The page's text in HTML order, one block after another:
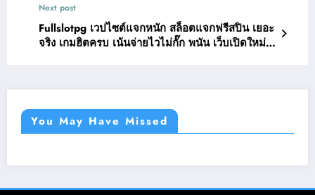
Next post
Fullslotpg เวปไซต์แจกหนัก สล็อตแจกฟรีสปิน เยอะ
จริง เกมฮิตครบ เน้นจ่ายไวไม่กั๊ก พนัน เว็บเปิดใหม่
You May Have Missed